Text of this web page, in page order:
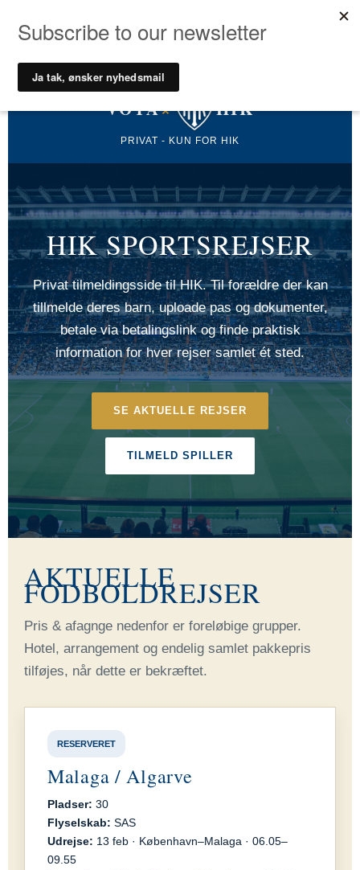
indholdet
VOYA× HIK
PRIVAT - KUN FOR HIK
HIK SPORTSREJSER
Privat tilmeldingsside til HIK. Til forældre der kan
tillmelde deres barn, uploade pas og dokumenter,
betale via betalingslink og finde praktisk
information for hver rejser samlet ét sted.
SE AKTUELLE REJSER
TILMELD SPILLER
AKTUELLE
FODBOLDREJSER
Pris & afagnge nedenfor er foreløbige grupper.
Hotel, arrangement og endelig samlet pakkepris
tilføjes, når dette er bekræftet.
RESERVERET
Malaga / Algarve
Pladser: 30
Flyselskab: SAS
Udrejse: 13 feb · København–Malaga · 06.05–
09.55